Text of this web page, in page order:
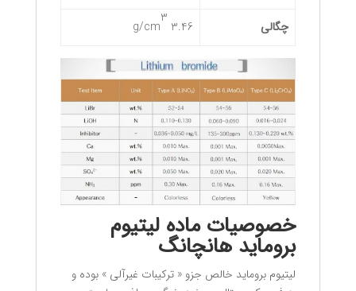
چگالی 3.46 g/cm
3
خصوصیات ماده لیتیوم
بروماید هانچانگ
لیتیوم بروماید خالص جزو « ترکیبات غیرآلی » بوده و